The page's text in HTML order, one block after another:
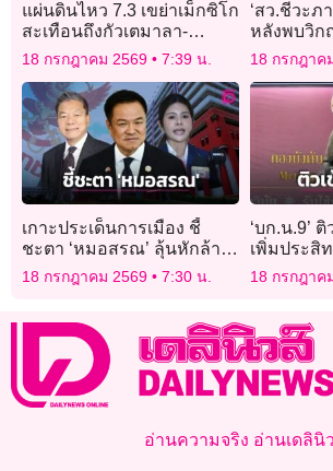
แผ่นดินไหว 7.3 เขย่าเม็กซิโก
สะเทือนถึงกัวเตมาลา-
เอลซัลวาดอร์
18 กรกฎาคม 2569 7:39 น.
‘สว.ชีวะภ
หลังพบวิก
เกณฑ์โลก
18 กรกฎาค
เกาะประเด็นการเมือง ชี้
ชะตา ‘หมอสรณ’ ลุ้นหักล้าง
มติสรรหาฯ
18 กรกฎาคม 2569 7:30 น.
‘บก.น.9’
เพิ่มประสิ
กฎหมาย
อาญา ทล
18 กรกฎาค
อ่านความจริง อ่านเดลินิ